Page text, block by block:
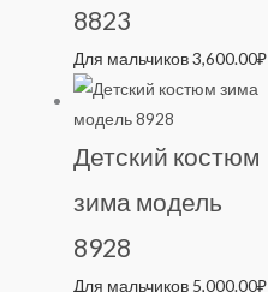
8823
Для мальчиков3,600.00₽
Детский костюм
зима модель
8928
Для мальчиков 5,000.00₽